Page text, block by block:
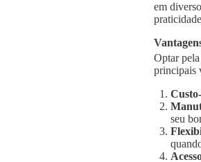
em
Optar
principais
seu